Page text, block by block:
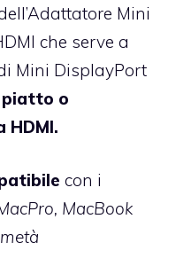
Mini
che serve a
Mini DisplayPort
piatto o
HDMI.
con i
MacBook